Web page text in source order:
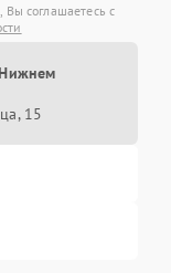
соглашаетесь с
15